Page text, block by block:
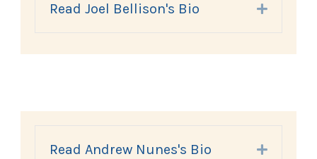
Read Joel Bellison's Bio Expand
Read Andrew Nunes's Bio Expand